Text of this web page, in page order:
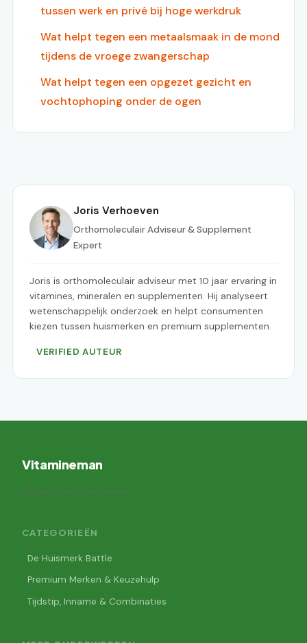
tussen werk en privé bij hoge werkdruk
Wat helpt tegen een metaalsmaak in de mond
tijdens de vroege zwangerschap
Wat helpt tegen een opgezet gezicht en
vochtophoping onder de ogen
Joris Verhoeven
Orthomoleculair Adviseur & Supplement
Expert
Joris is orthomoleculair adviseur met 10 jaar ervaring in
vitamines, mineralen en supplementen. Hij analyseert
wetenschappelijk onderzoek en helpt consumenten
kiezen tussen huismerken en premium supplementen.
VERIFIED AUTEUR
Vitamineman
Auteur: Joris Verhoeven
CATEGORIEËN
De Huismerk Battle
Premium Merken & Keuzehulp
Tijdstip, Inname & Combinaties